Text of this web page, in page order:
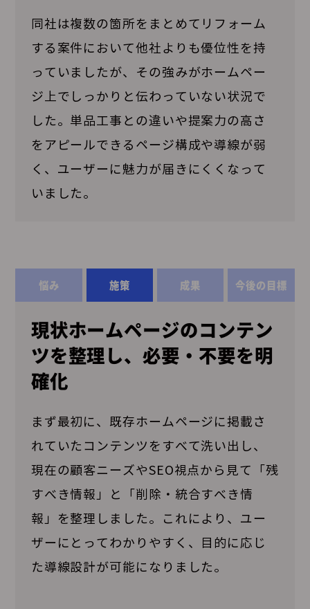
同社は複数の箇所をまとめてリフォーム
する案件において他社よりも優位性を持
っていましたが、その強みがホームペー
ジ上でしっかりと伝わっていない状況で
した。単品工事との違いや提案力の高さ
をアピールできるページ構成や導線が弱
く、ユーザーに魅力が届きにくくなって
いました。
悩み 施策 成果 今後の目標
現状ホームページのコンテン
ツを整理し、必要・不要を明
確化
まず最初に、既存ホームページに掲載さ
れていたコンテンツをすべて洗い出し、
現在の顧客ニーズやSEO視点から見て「残
すべき情報」と「削除・統合すべき情
報」を整理しました。これにより、ユー
ザーにとってわかりやすく、目的に応じ
た導線設計が可能になりました。